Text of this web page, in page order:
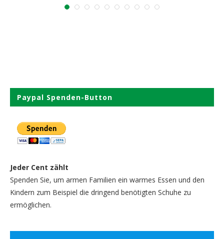
Paypal Spenden-Button
Jeder Cent zählt
Spenden Sie, um armen Familien ein warmes Essen und den
Kindern zum Beispiel die dringend benötigten Schuhe zu
ermöglichen.